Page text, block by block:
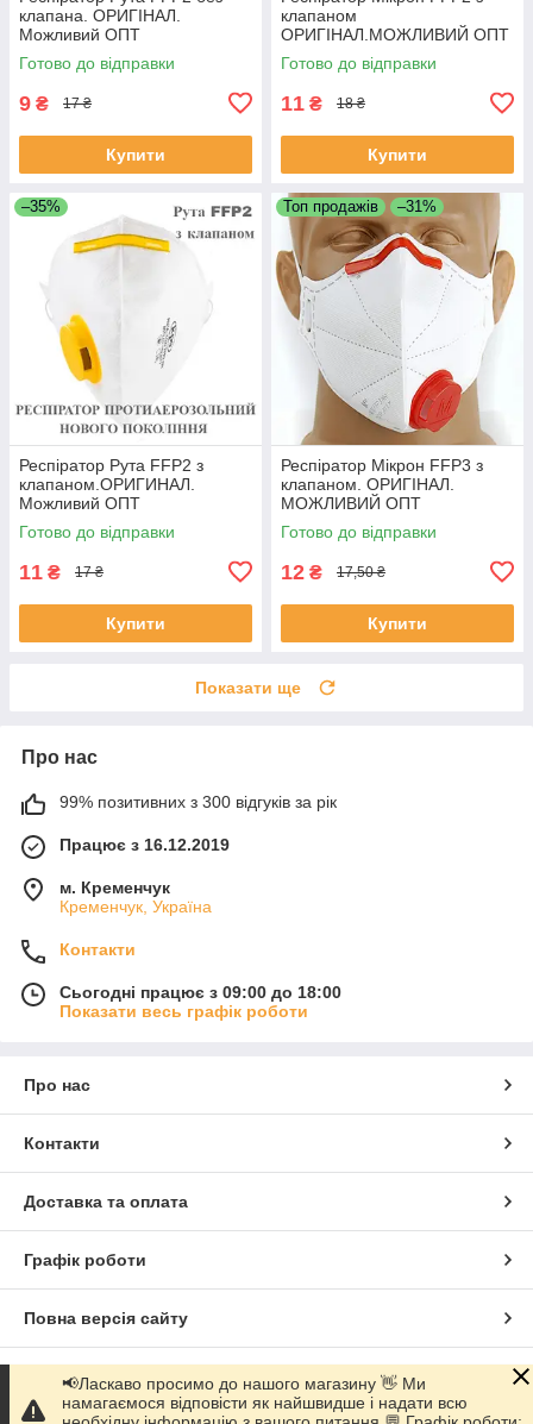
клапана. ОРИГІНАЛ.
Можливий ОПТ
Готово до відправки
9 ₴ 17 ₴
Купити
клапаном
ОРИГІНАЛ.МОЖЛИВИЙ ОПТ
Готово до відправки
11 ₴ 18 ₴
Купити
–35%
Респіратор Рута FFP2 з
клапаном.ОРИГИНАЛ.
Можливий ОПТ
Готово до відправки
11 ₴ 17 ₴
Купити
Топ продажів –31%
Респіратор Мікрон FFP3 з
клапаном. ОРИГІНАЛ.
МОЖЛИВИЙ ОПТ
Готово до відправки
12 ₴ 17,50 ₴
Купити
Показати ще
Про нас
99% позитивних з 300 відгуків за рік
Працює з 16.12.2019
м. Кременчук
Кременчук, Україна
Контакти
Сьогодні працює з 09:00 до 18:00
Показати весь графік роботи
Про нас
Контакти
Доставка та оплата
Графік роботи
Повна версія сайту
Сайт створено на маркетплейсі
📢Ласкаво просимо до нашого магазину 👋 Ми
намагаємося відповісти як найшвидше і надати всю